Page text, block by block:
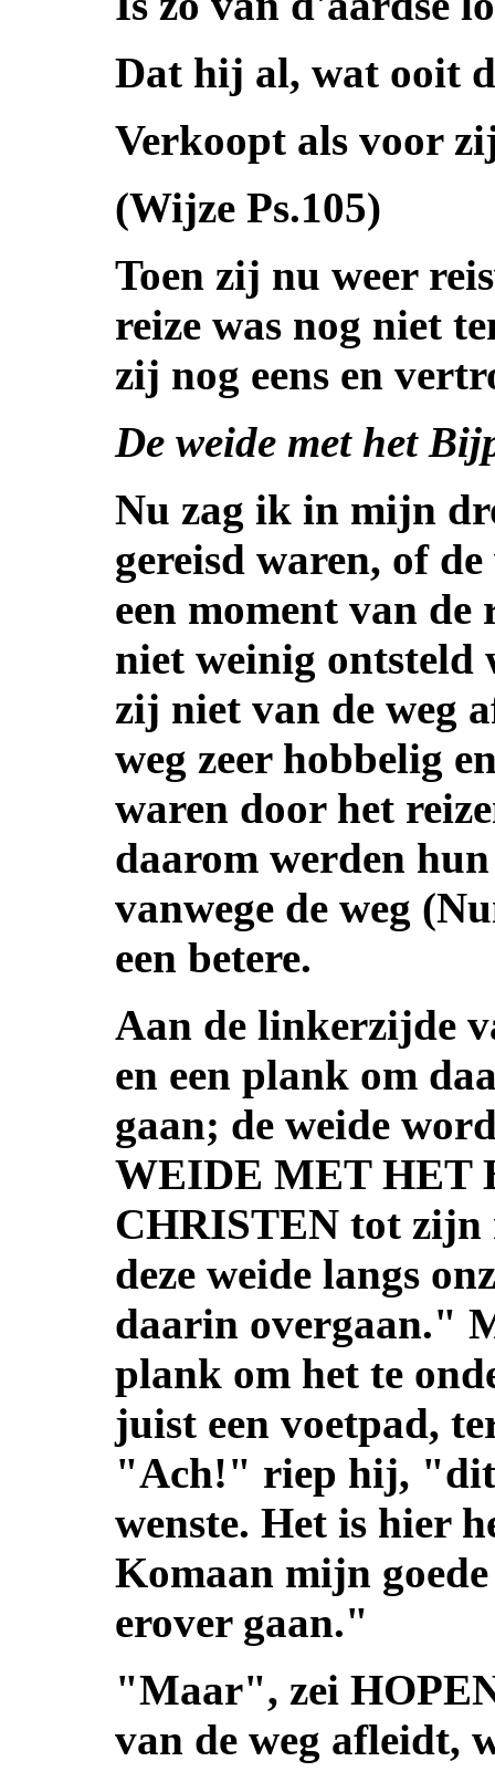
Dat hij al, wat ooit
Verkoopt als voor
(Wijze Ps.105)
Toen zij nu weer
reize was nog niet
zij nog eens en
De weide met het
Nu zag ik in mijn
gereisd waren, of
een moment van
niet weinig ontsteld
zij niet van de weg
weg zeer hobbelig
waren door het
daarom werden
vanwege de weg
een betere.
Aan de linkerzijde
en een plank om
gaan; de weide
WEIDE MET HET
CHRISTEN tot
deze weide langs
daarin overgaan."
plank om het te
juist een voetpad,
"Ach!" riep hij, "dit
wenste. Het is hier
Komaan mijn
erover gaan."
"Maar", zei
van de weg afleidt,